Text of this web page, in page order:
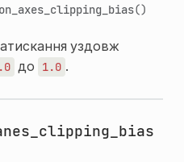
()
уздовж
до 1.0 .